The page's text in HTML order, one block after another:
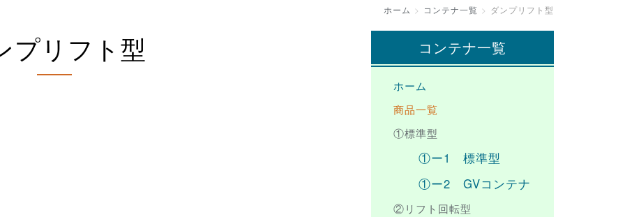
ホーム コンテナ一覧 ダンプリフト型
プリフト型 コンテナ一覧
ホーム
商品一覧
①標準型
①ー1 標準型
①ー2 GVコンテナ
②リフト回転型